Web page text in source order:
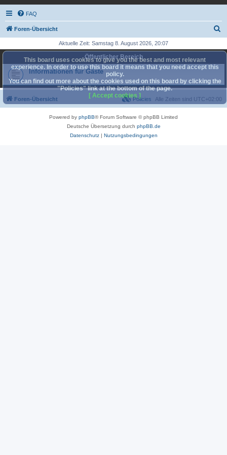
FAQ
Foren-Übersicht
c
h
Aktuelle Zeit: Samstag 8. August 2026, 20:07
Öffentlicher Bereich
Informationen für Gäste
This board uses cookies to give you the best and most relevant
experience. In order to use this board it means that you need accept this
policy.
You can find out more about the cookies used on this board by clicking the
"Policies" link at the bottom of the page.
[ Accept cookies ]
Foren-Übersicht Alle Zeiten sind UTC+02:00
Policies
Powered by phpBB® Forum Software © phpBB Limited
Deutsche Übersetzung durch phpBB.de
Datenschutz| Nutzungsbedingungen